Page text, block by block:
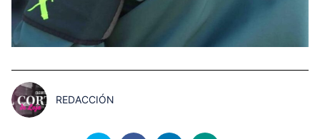
REDACCIÓN